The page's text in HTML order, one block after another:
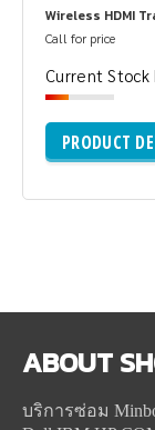
Wireless HDMI
Call for price
Current Stock
PRODUCT
ABOUT
บริการซ่อม